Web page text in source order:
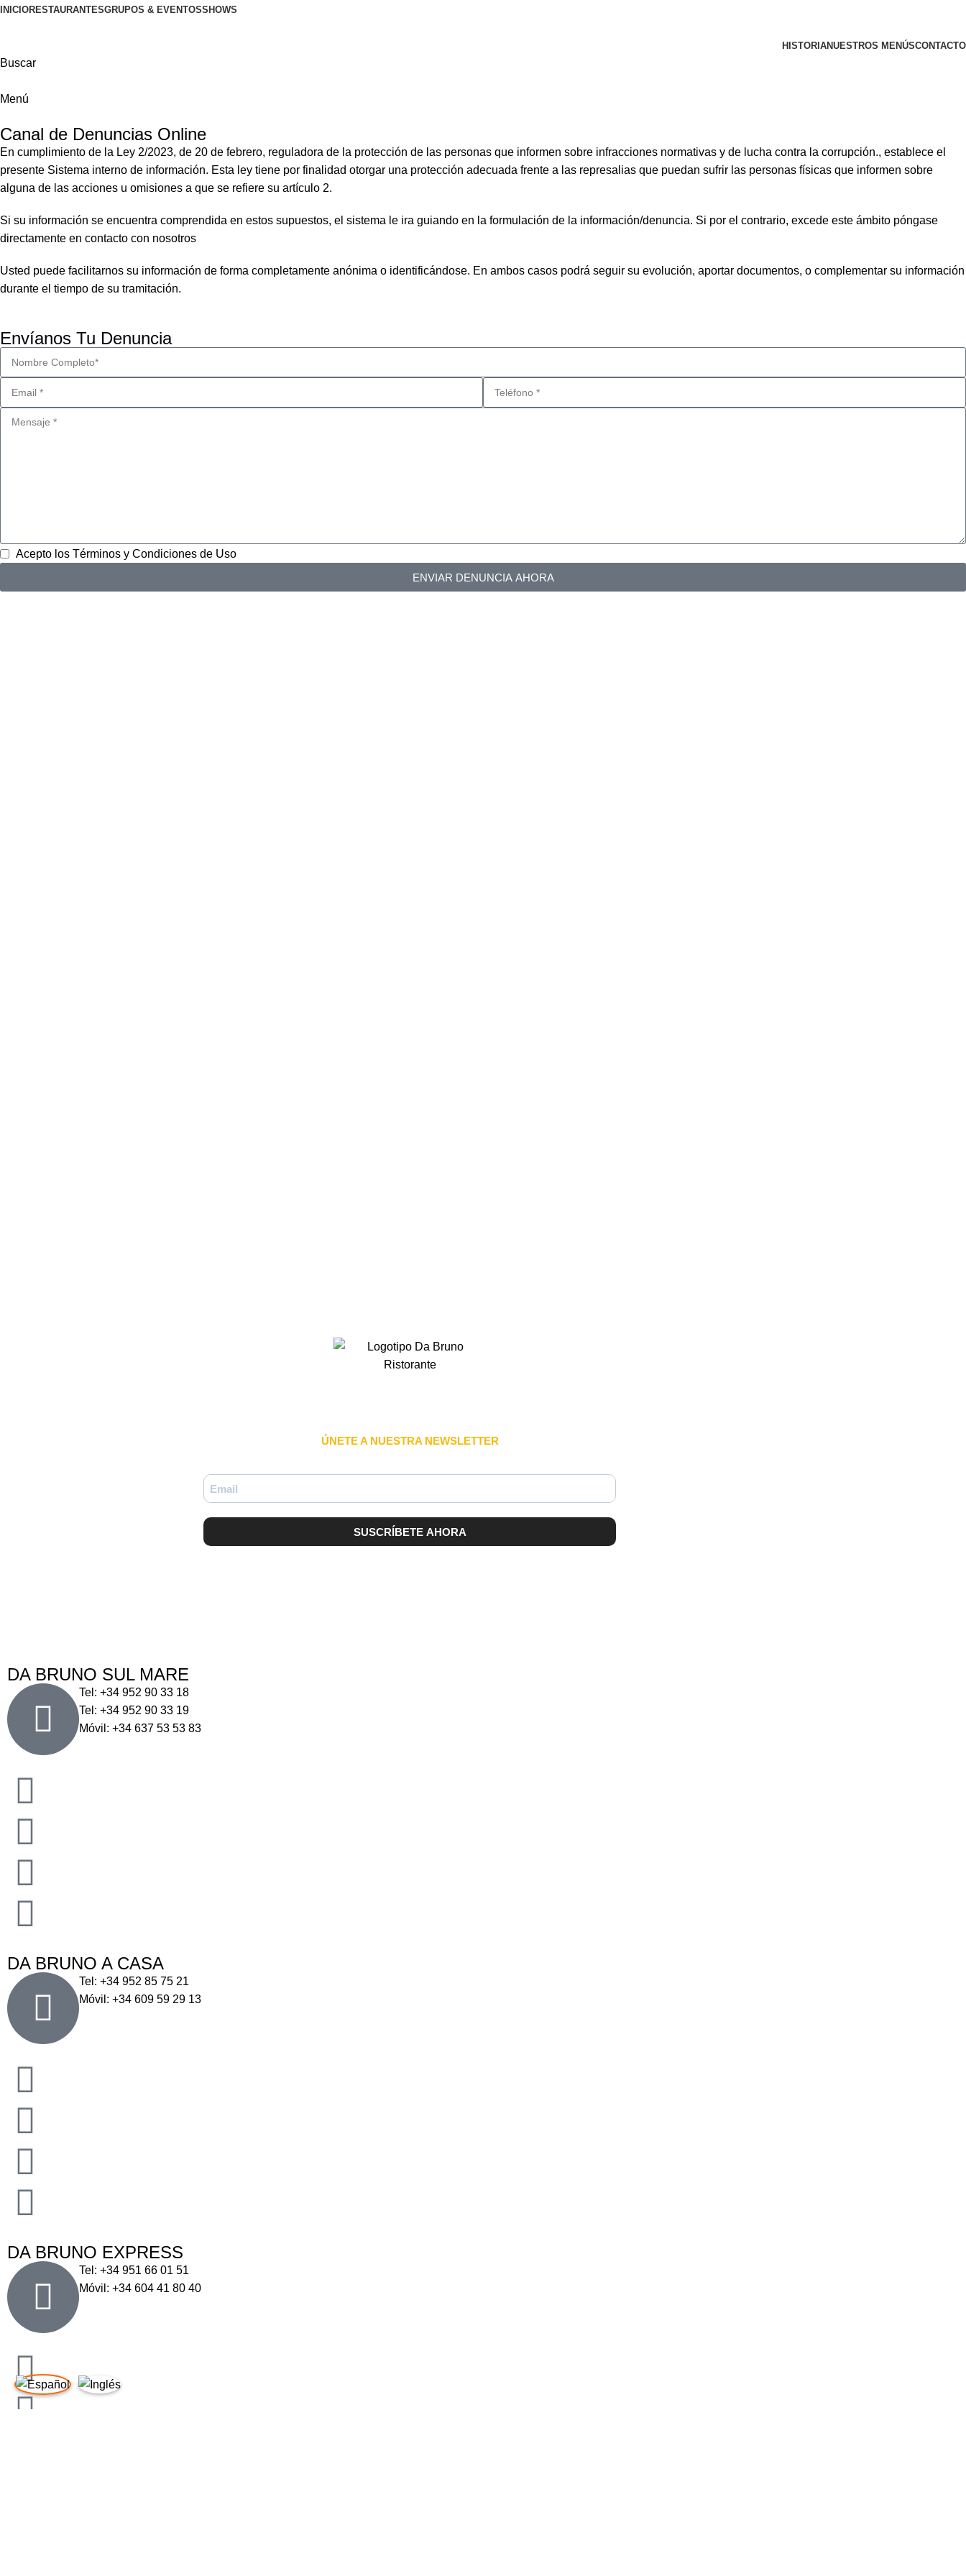
INICIORESTAURANTESGRUPOS & EVENTOSSHOWS
HISTORIANUESTROS MENÚSCONTACTO
Buscar
Menú
Canal de Denuncias Online
En cumplimiento de la Ley 2/2023, de 20 de febrero, reguladora de la protección de las personas que informen sobre infracciones normativas y de lucha contra la corrupción., establece el
presente Sistema interno de información. Esta ley tiene por finalidad otorgar una protección adecuada frente a las represalias que puedan sufrir las personas físicas que informen sobre
alguna de las acciones u omisiones a que se refiere su artículo 2.
Si su información se encuentra comprendida en estos supuestos, el sistema le ira guiando en la formulación de la información/denuncia. Si por el contrario, excede este ámbito póngase
directamente en contacto con nosotros
Usted puede facilitarnos su información de forma completamente anónima o identificándose. En ambos casos podrá seguir su evolución, aportar documentos, o complementar su información
durante el tiempo de su tramitación.
Envíanos Tu Denuncia
Acepto los Términos y Condiciones de Uso
ENVIAR DENUNCIA AHORA
ÚNETE A NUESTRA NEWSLETTER
SUSCRÍBETE AHORA
DA BRUNO SUL MARE
Tel: +34 952 90 33 18
Tel: +34 952 90 33 19
Móvil: +34 637 53 53 83
DA BRUNO A CASA
Tel: +34 952 85 75 21
Móvil: +34 609 59 29 13
DA BRUNO EXPRESS
Tel: +34 951 66 01 51
Móvil: +34 604 41 80 40